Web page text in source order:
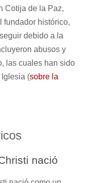
Cotija de la Paz,
fundador histórico,
debido a la
abusos y
las cuales han sido
(sobre la
nació